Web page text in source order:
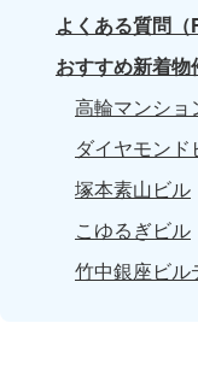
よくある質問（
おすすめ新着
高輪マンショ
ダイヤモンド
塚本素山ビル
こゆるぎビル
竹中銀座ビル